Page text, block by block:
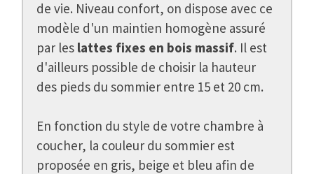
de vie. Niveau confort, on dispose avec ce
modèle d'un maintien homogène assuré
par les lattes fixes en bois massif. Il est
d'ailleurs possible de choisir la hauteur
des pieds du sommier entre 15 et 20 cm.
En fonction du style de votre chambre à
coucher, la couleur du sommier est
proposée en gris, beige et bleu afin de